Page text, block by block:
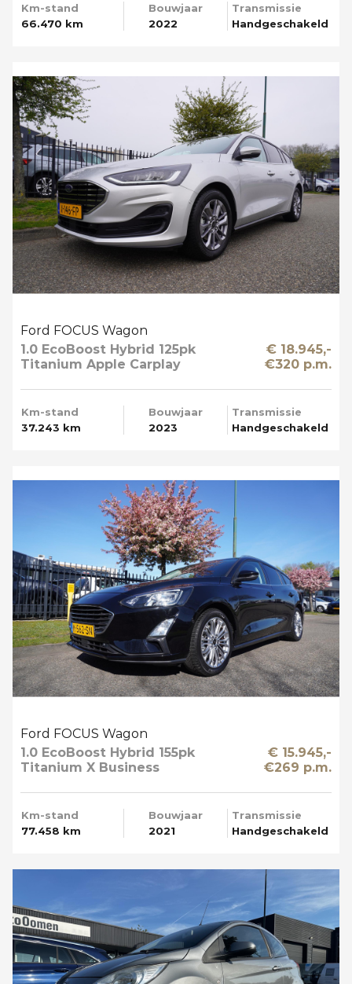
Km-stand
66.470 km
Bouwjaar
2022
Transmissie
Handgeschakeld
Ford FOCUS Wagon
1.0 EcoBoost Hybrid 125pk
Titanium Apple Carplay
€ 18.945,-
€320 p.m.
Km-stand
37.243 km
Bouwjaar
2023
Transmissie
Handgeschakeld
Ford FOCUS Wagon
1.0 EcoBoost Hybrid 155pk
Titanium X Business
€ 15.945,-
€269 p.m.
Km-stand
77.458 km
Bouwjaar
2021
Transmissie
Handgeschakeld